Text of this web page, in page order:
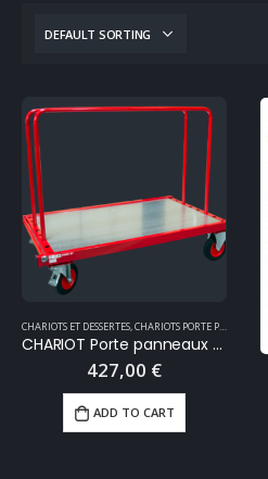
CHARIOTS ET DESSERTES,CHARIOTS PORTE PANNEAUX
CHARIOT Porte panneaux 500 kg
427,00 €
ADD TO CART